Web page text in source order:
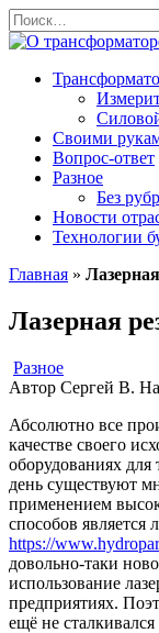
Перейти
к
содержанию
Search
for:
Своими
Вопрос-ответ
Разное
Без
Новости
Технологии
Главная »
Лазерная
Разное
Автор Сергей В.
Абсолютно все
качестве своего
оборудованиях для
день существуют
применением
способов является
https://
довольно-таки
использование
предприятиях.
ещё не